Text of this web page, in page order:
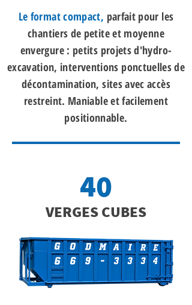
Le format compact, parfait pour les
chantiers de petite et moyenne
envergure : petits projets d'hydro-
excavation, interventions ponctuelles de
décontamination, sites avec accès
restreint. Maniable et facilement
positionnable.
40
VERGES CUBES